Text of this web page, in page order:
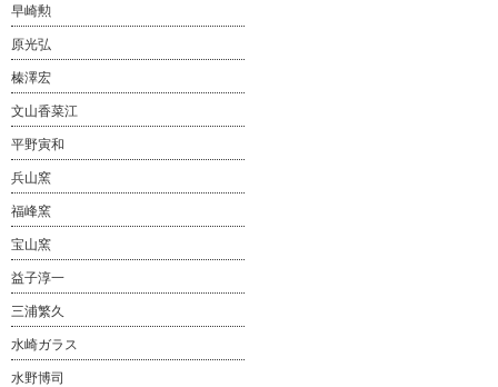
早崎勲
原光弘
榛澤宏
文山香菜江
平野寅和
兵山窯
福峰窯
宝山窯
益子淳一
三浦繁久
水崎ガラス
水野博司